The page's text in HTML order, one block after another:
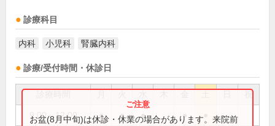
診療科目
内科 小児科 腎臓内科
診療/受付時間・休診日
祝
9:00～12:00 ● ● ● ●
お盆(8月中旬)は休診・休業の場合があります。来院前